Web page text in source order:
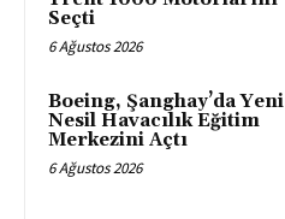
Seçti
6 Ağustos 2026
Boeing, Şanghay’da Yeni
Nesil Havacılık Eğitim
Merkezini Açtı
6 Ağustos 2026